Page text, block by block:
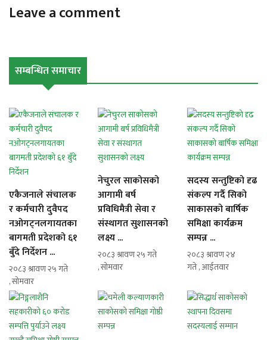
Leave a comment
सम्बन्धित समाचार
एकैजनाले संचालक
र कर्मचारी दुवैपद
नओगट्नलगायतका
बागमती प्रदेशको ६१
बुँदे निर्देशन ...
२०८३ श्रावण २५ गते
, सोमवार
नेचुरल साकोसको
आगामी बर्ष
प्रविधिमैत्री सेवा र
संस्थागत सुशासनको
लक्ष्य ...
२०८३ श्रावण २५ गते
, सोमवार
सदस्य सन्तुष्टिको दृढ
संकल्प गर्दै सिको
साकासको बार्षिक
समिक्षा कार्यक्रम
सम्पन्न ...
२०८३ श्रावण २४
गते , आईतवार